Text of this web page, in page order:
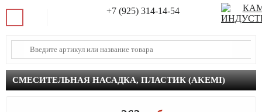
+7 (925) 314-14-54
СМЕСИТЕЛЬНАЯ НАСАДКА, ПЛАСТИК (AKEMI)